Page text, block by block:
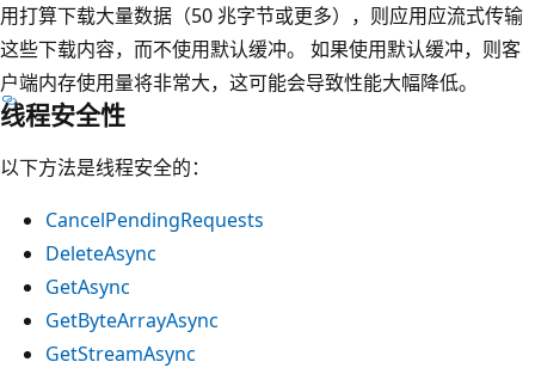
用打算下载大量数据（50 兆字节或更多），则应用应流式传输
这些下载内容，而不使用默认缓冲。 如果使用默认缓冲，则客
户端内存使用量将非常大，这可能会导致性能大幅降低。
线程安全性
以下方法是线程安全的：
CancelPendingRequests
DeleteAsync
GetAsync
GetByteArrayAsync
GetStreamAsync